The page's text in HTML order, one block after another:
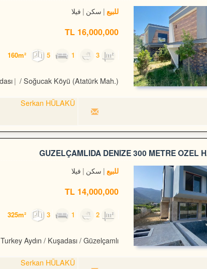
للبيع سكن فيلا
16,000,000 TL
5 1 3
/ Soğucak Köyü (Atatürk Mah.)
Serkan HÜLAKÜ
GÜZELÇAMLIDA DENİZE 300 METRE ÖZEL
للبيع سكن فيلا
14,000,000 TL
3 1 2
Turkey Aydın / Kuşadası / Güzelçamlı
Serkan HÜLAKÜ